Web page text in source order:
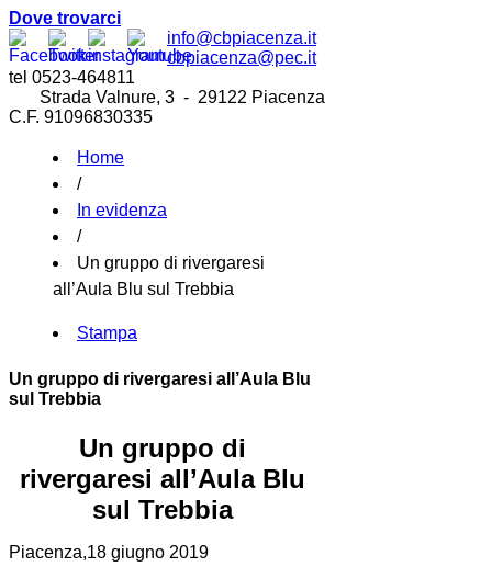
Dove trovarci
info@cbpiacenza.it
cbpiacenza@pec.it
tel 0523-464811
Strada Valnure, 3 - 29122 Piacenza
C.F. 91096830335
Home
/
In evidenza
/
Un gruppo di rivergaresi
all’Aula Blu sul Trebbia
Stampa
Un gruppo di rivergaresi all’Aula Blu
sul Trebbia
Un gruppo di
rivergaresi all’Aula Blu
sul Trebbia
Piacenza,18 giugno 2019